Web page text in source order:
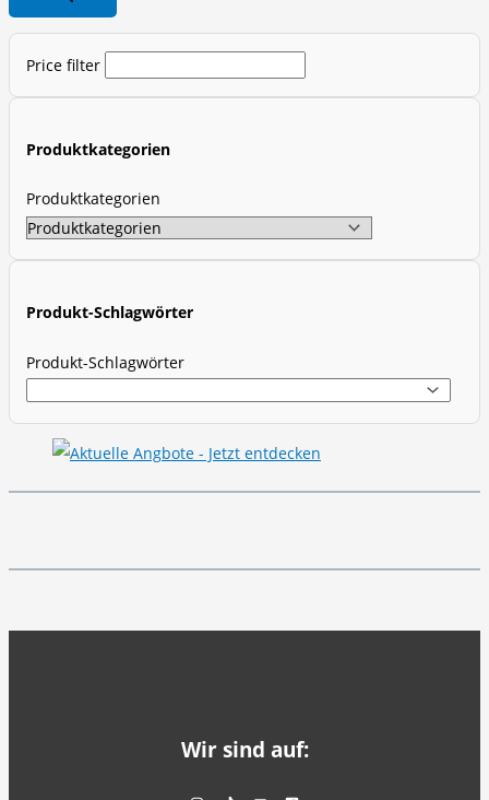
o
d
c
Price filter
Produktkategorien
Produktkategorien
Produkt-Schlagwörter
Produkt-Schlagwörter
Wir sind auf: